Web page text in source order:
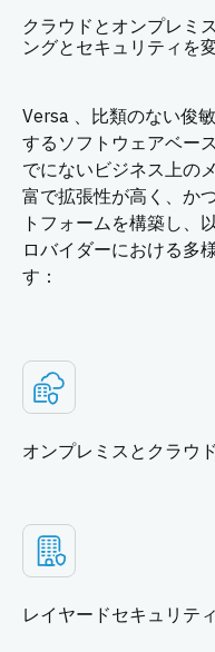
クラウドとオンプレミ
ングとセキュリティを
Versa 、比類のない俊
するソフトウェアベー
でにないビジネス上の
富で拡張性が高く、か
トフォームを構築し、
ロバイダーにおける多
す：
オンプレミスとクラウ
レイヤードセキュリテ